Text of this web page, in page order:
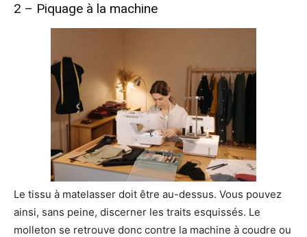
2 – Piquage à la machine
Le tissu à matelasser doit être au-dessus. Vous pouvez
ainsi, sans peine, discerner les traits esquissés. Le
molleton se retrouve donc contre la machine à coudre ou